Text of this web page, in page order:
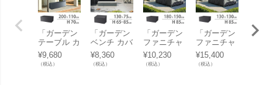
「ガーデン
テーブル カ
バー（Gard
en table co
ver） エア
¥9,680
（税込）
「ガーデン
ベンチ カバ
ー （Garde
n bench co
ver） エア
¥8,360
（税込）
「ガーデン
ファニチャ
ーセット カ
バー （Gar
den furnitur
¥10,230
（税込）
「ガーデン
ファニチャ
ーセット カ
バー （Gar
den furnitur
¥15,400
（税込）
「ラ